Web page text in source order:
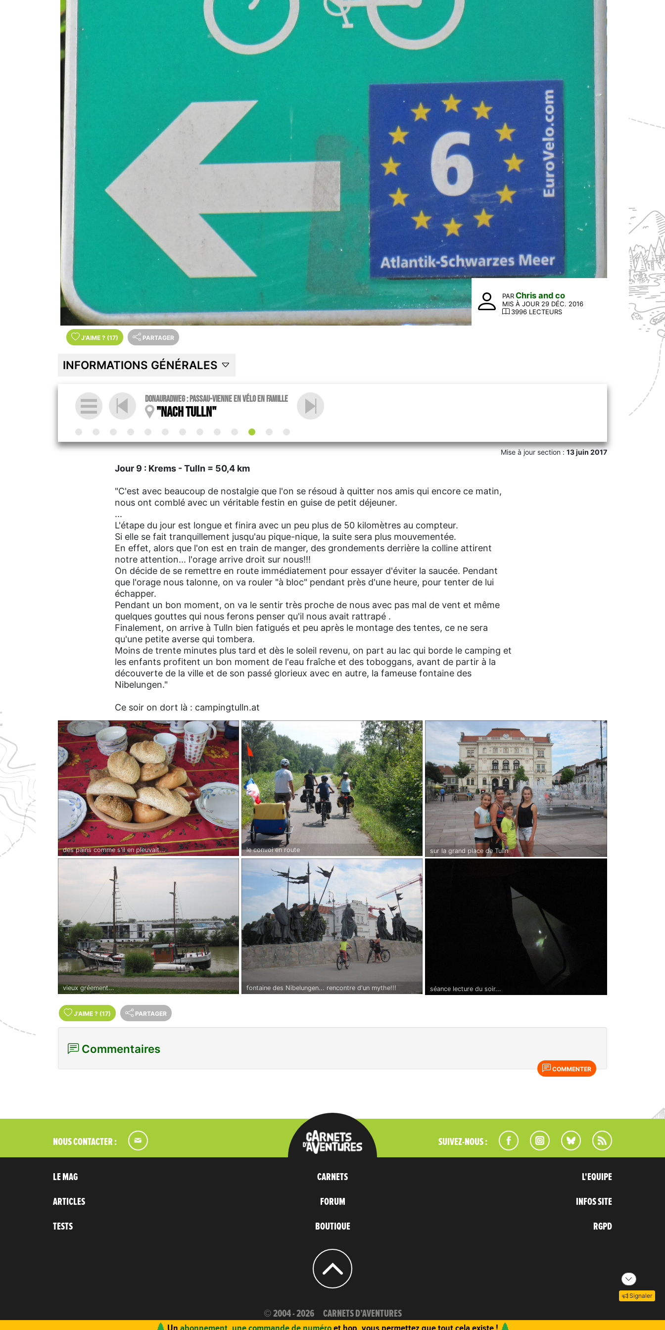
PAR Chris and co
MIS À JOUR 29 DÉC. 2016
3996 LECTEURS
J'AIME ? (17) PARTAGER
INFORMATIONS GÉNÉRALES
Donauradweg : Passau-Vienne en vélo en famille
"Nach Tulln"
Mise à jour section :13 juin 2017
Jour 9 : Krems - Tulln = 50,4 km
"C'est avec beaucoup de nostalgie que l'on se résoud à quitter nos amis qui encore ce matin,
nous ont comblé avec un véritable festin en guise de petit déjeuner.
...
L'étape du jour est longue et finira avec un peu plus de 50 kilomètres au compteur.
Si elle se fait tranquillement jusqu'au pique-nique, la suite sera plus mouvementée.
En effet, alors que l'on est en train de manger, des grondements derrière la colline attirent
notre attention... l'orage arrive droit sur nous!!!
On décide de se remettre en route immédiatement pour essayer d'éviter la saucée. Pendant
que l'orage nous talonne, on va rouler "à bloc" pendant près d'une heure, pour tenter de lui
échapper.
Pendant un bon moment, on va le sentir très proche de nous avec pas mal de vent et même
quelques gouttes qui nous ferons penser qu'il nous avait rattrapé .
Finalement, on arrive à Tulln bien fatigués et peu après le montage des tentes, ce ne sera
qu'une petite averse qui tombera.
Moins de trente minutes plus tard et dès le soleil revenu, on part au lac qui borde le camping et
les enfants profitent un bon moment de l'eau fraîche et des toboggans, avant de partir à la
découverte de la ville et de son passé glorieux avec en autre, la fameuse fontaine des
Nibelungen."
Ce soir on dort là : campingtulln.at
des pains comme s'il en pleuvait... le convoi en route sur la grand place de Tulln
vieux gréement... fontaine des Nibelungen... rencontre d'un mythe!!! séance lecture du soir...
J'AIME ? (17) PARTAGER
Commentaires
COMMENTER
Signaler
NOUS CONTACTER : SUIVEZ-NOUS :
LE MAG
ARTICLES
TESTS
CARNETS
FORUM
BOUTIQUE
L'EQUIPE
INFOS SITE
RGPD
© 2004 - 2026 CARNETS D’AVENTURES
Un abonnement, une commande de numéroet hop, vous permettez que tout cela existe !